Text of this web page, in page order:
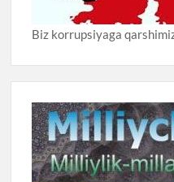
Biz korrupsiyaga